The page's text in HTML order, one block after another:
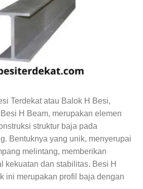
Terdekat atau Balok H Besi,
H Beam, merupakan elemen
struktur baja pada
Bentuknya yang unik, menyerupai
melintang, memberikan
kekuatan dan stabilitas. Besi H
ini merupakan profil baja dengan